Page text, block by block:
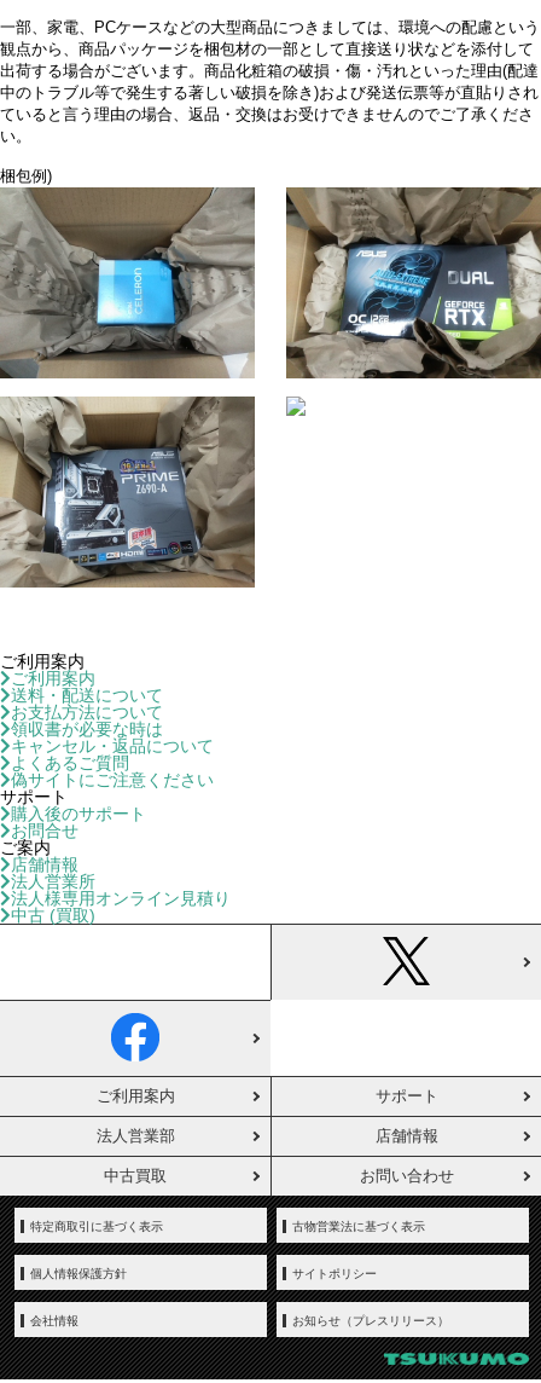
一部、家電、PCケースなどの大型商品につきましては、環境への配慮という
観点から、商品パッケージを梱包材の一部として直接送り状などを添付して
出荷する場合がございます。商品化粧箱の破損・傷・汚れといった理由(配達
中のトラブル等で発生する著しい破損を除き)および発送伝票等が直貼りされ
ていると言う理由の場合、返品・交換はお受けできませんのでご了承くださ
い。
梱包例)
ご利用案内
ご利用案内
送料・配送について
お支払方法について
領収書が必要な時は
キャンセル・返品について
よくあるご質問
偽サイトにご注意ください
サポート
購入後のサポート
お問合せ
ご案内
店舗情報
法人営業所
法人様専用オンライン見積り
中古 (買取)
ご利用案内 サポート
法人営業部 店舗情報
中古買取 お問い合わせ
特定商取引に基づく表示 古物営業法に基づく表示
個人情報保護方針 サイトポリシー
会社情報 お知らせ（プレスリリース）